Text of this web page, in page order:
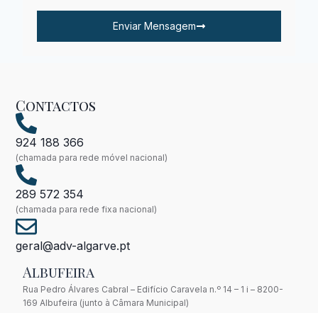
Enviar Mensagem
Contactos
924 188 366
(chamada para rede móvel nacional)
289 572 354
(chamada para rede fixa nacional)
geral@adv-algarve.pt
Albufeira
Rua Pedro Álvares Cabral – Edifício Caravela n.º 14 – 1 i – 8200-
169 Albufeira (junto à Câmara Municipal)